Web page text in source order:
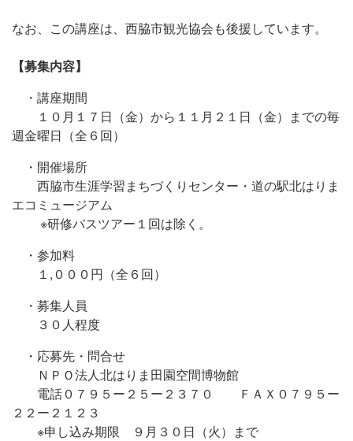
なお、この講座は、西脇市観光協会も後援しています。
【募集内容】
・講座期間
１０月１７日（金）から１１月２１日（金）までの毎
週金曜日（全６回）
・開催場所
西脇市生涯学習まちづくりセンター・道の駅北はりま
エコミュージアム
※研修バスツアー１回は除く。
・参加料
１,０００円（全６回）
・募集人員
３０人程度
・応募先・問合せ
ＮＰＯ法人北はりま田園空間博物館
電話０７９５ー２５ー２３７０ ＦＡＸ０７９５ー
２２ー２１２３
※申し込み期限 ９月３０日（火）まで